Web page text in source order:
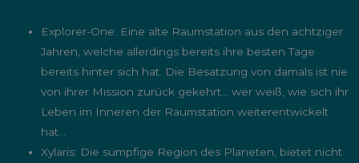
Explorer-One: Eine alte Raumstation aus den achtziger
Jahren, welche allerdings bereits ihre besten Tage
bereits hinter sich hat. Die Besatzung von damals ist nie
von ihrer Mission zurück gekehrt… wer weiß, wie sich ihr
Leben im Inneren der Raumstation weiterentwickelt
hat…
Xylaris: Die sumpfige Region des Planeten, bietet nicht